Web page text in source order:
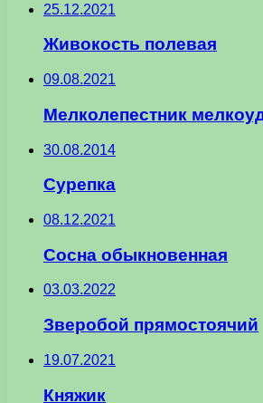
25.12.2021
Живокость полевая
09.08.2021
Мелколепестник
30.08.2014
Сурепка
08.12.2021
Сосна обыкновенная
03.03.2022
Зверобой прямостоячий
19.07.2021
Княжик